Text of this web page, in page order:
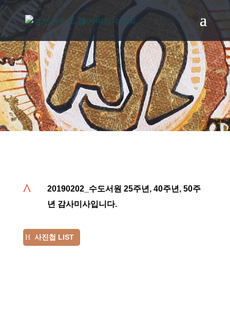
20190202_수도서원 25주년, 40주년, 50주년
감사미사입니다.
^
20190202_수도서원 25주년, 40주년, 50주
년 감사미사입니다.
사진첩 LIST